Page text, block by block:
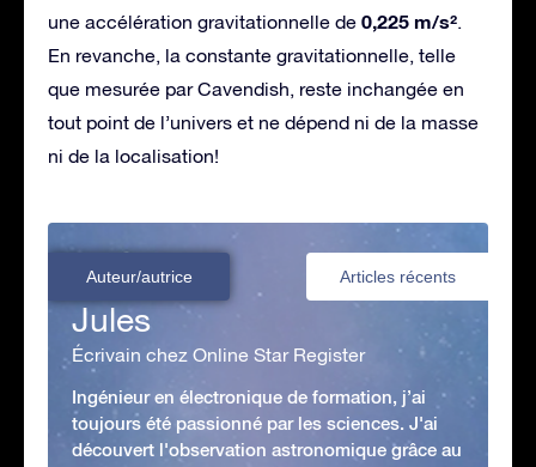
une accélération gravitationnelle de 0,225 m/s².
En revanche, la constante gravitationnelle, telle
que mesurée par Cavendish, reste inchangée en
tout point de l’univers et ne dépend ni de la masse
ni de la localisation!
Auteur/autrice Articles récents
Jules
Écrivain chez Online Star Register
Ingénieur en électronique de formation, j’ai
toujours été passionné par les sciences. J'ai
découvert l'observation astronomique grâce au